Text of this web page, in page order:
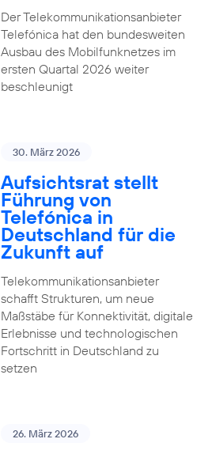
Der Telekommunikationsanbieter
Telefónica hat den bundesweiten
Ausbau des Mobilfunknetzes im
ersten Quartal 2026 weiter
beschleunigt
30. März 2026
Aufsichtsrat stellt
Führung von
Telefónica in
Deutschland für die
Zukunft auf
Telekommunikationsanbieter
schafft Strukturen, um neue
Maßstäbe für Konnektivität, digitale
Erlebnisse und technologischen
Fortschritt in Deutschland zu
setzen
26. März 2026